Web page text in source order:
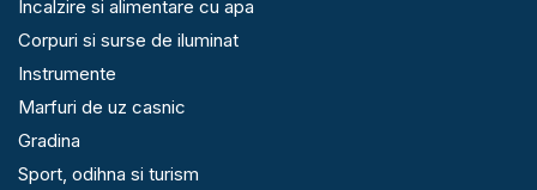
Incalzire si alimentare cu apa
Corpuri si surse de iluminat
Instrumente
Marfuri de uz casnic
Gradina
Sport, odihna si turism